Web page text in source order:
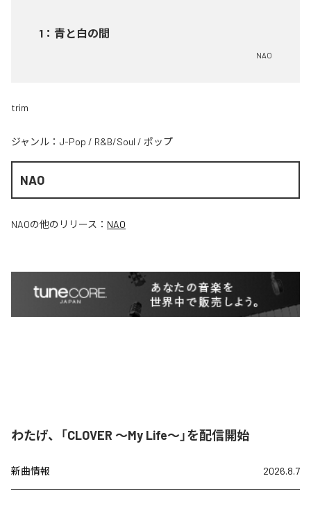
1 ： 青と白の間
NAO
trim
ジャンル： J-Pop / R&B/Soul / ポップ
NAO
NAOの他のリリース： NAO
わたげ、「CLOVER ～My Life～」を配信開始
新曲情報 2026.8.7